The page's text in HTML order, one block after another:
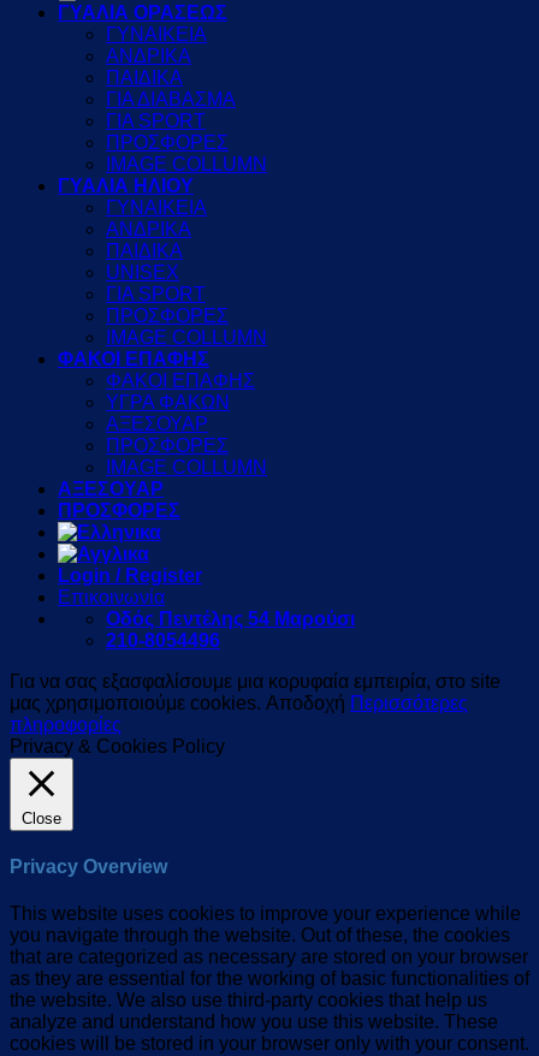
ΓΥΑΛΙΑ ΟΡΑΣΕΩΣ
ΓΥΝΑΙΚΕΙΑ
ΑΝΔΡΙΚΑ
ΠΑΙΔΙΚΑ
ΓΙΑ ΔΙΑΒΑΣΜΑ
ΓΙΑ SPORT
ΠΡΟΣΦΟΡΕΣ
IMAGE COLLUMN
ΓΥΑΛΙΑ ΗΛΙΟΥ
ΓΥΝΑΙΚΕΙΑ
ΑΝΔΡΙΚΑ
ΠΑΙΔΙΚΑ
UNISEX
ΓΙΑ SPORT
ΠΡΟΣΦΟΡΕΣ
IMAGE COLLUMN
ΦΑΚΟΙ ΕΠΑΦΗΣ
ΦΑΚΟΙ ΕΠΑΦΗΣ
ΥΓΡΑ ΦΑΚΩΝ
ΑΞΕΣΟΥΑΡ
ΠΡΟΣΦΟΡΕΣ
IMAGE COLLUMN
ΑΞΕΣΟΥΑΡ
ΠΡΟΣΦΟΡΕΣ
Login / Register
Επικοινωνία
Οδός Πεντέλης 54 Μαρούσι
210-8054496
Για να σας εξασφαλίσουμε μια κορυφαία εμπειρία, στο site
μας χρησιμοποιούμε cookies. Αποδοχή Περισσότερες
πληροφορίες
Privacy & Cookies Policy
Close
Privacy Overview
This website uses cookies to improve your experience while
you navigate through the website. Out of these, the cookies
that are categorized as necessary are stored on your browser
as they are essential for the working of basic functionalities of
the website. We also use third-party cookies that help us
analyze and understand how you use this website. These
cookies will be stored in your browser only with your consent.